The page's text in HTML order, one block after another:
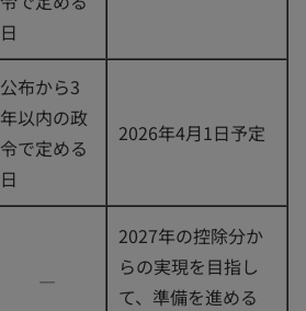
日
公布から3
年以内の政
令で定める
日
2026年4月1日予定
―
2027年の控除分か
らの実現を目指し
て、準備を進める